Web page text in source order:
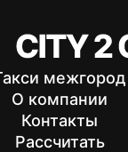
межгород
О компании
Контакты
Рассчитать